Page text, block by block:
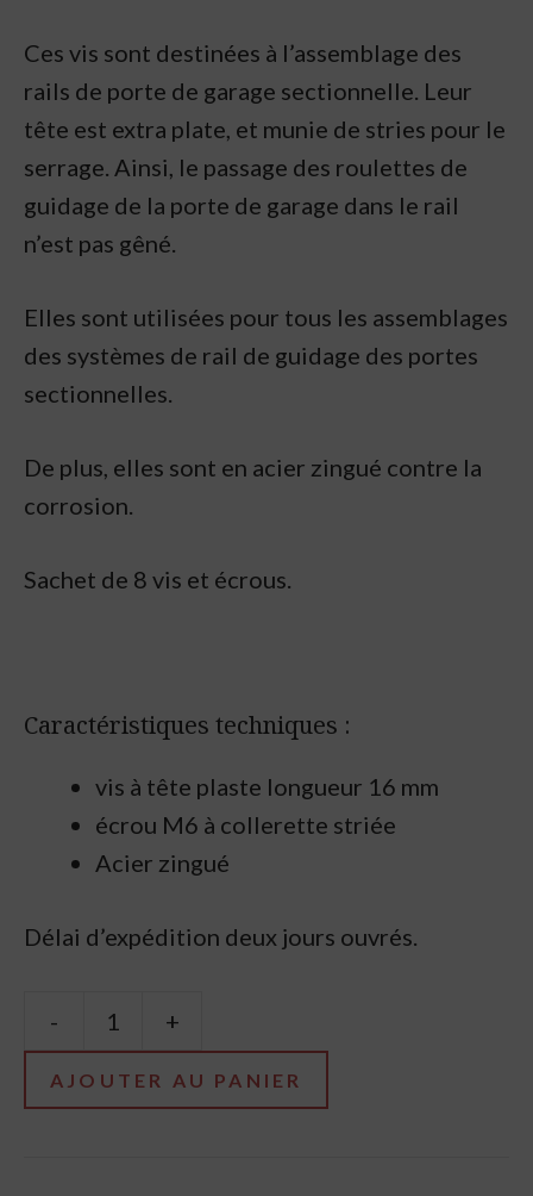
Ces vis sont destinées à l’assemblage des
rails de porte de garage sectionnelle. Leur
tête est extra plate, et munie de stries pour le
serrage. Ainsi, le passage des roulettes de
guidage de la porte de garage dans le rail
n’est pas gêné.
Elles sont utilisées pour tous les assemblages
des systèmes de rail de guidage des portes
sectionnelles.
De plus, elles sont en acier zingué contre la
corrosion.
Sachet de 8 vis et écrous.
Caractéristiques techniques :
vis à tête plaste longueur 16 mm
écrou M6 à collerette striée
Acier zingué
Délai d’expédition deux jours ouvrés.
-
de
vis
+
AJOUTER AU PANIER